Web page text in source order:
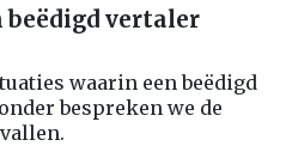
beëdigd vertaler
waarin een beëdigd
bespreken we de